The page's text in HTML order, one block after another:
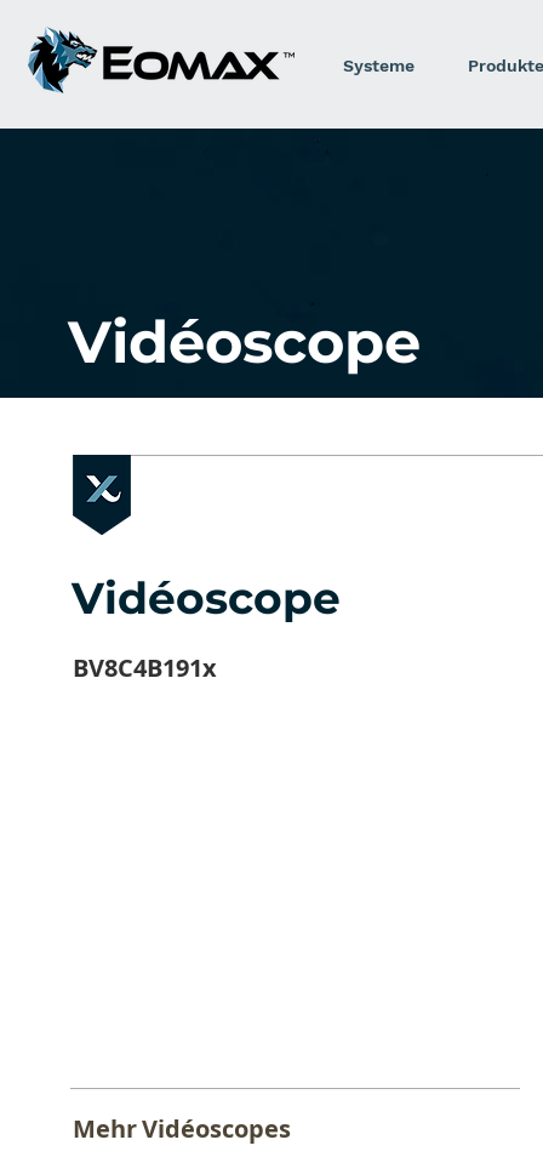
Systeme Produkte
Vidéoscope
Vidéoscope
BV8C4B191x
MehrVidéoscopes